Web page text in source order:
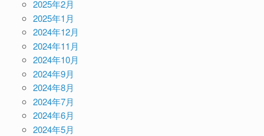
2025年2月
2025年1月
2024年12月
2024年11月
2024年10月
2024年9月
2024年8月
2024年7月
2024年6月
2024年5月